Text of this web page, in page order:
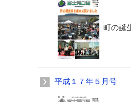
町の誕
平成１７年５月号